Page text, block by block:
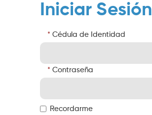
Iniciar Sesión
Cédula de Identidad
Contraseña
Recordarme